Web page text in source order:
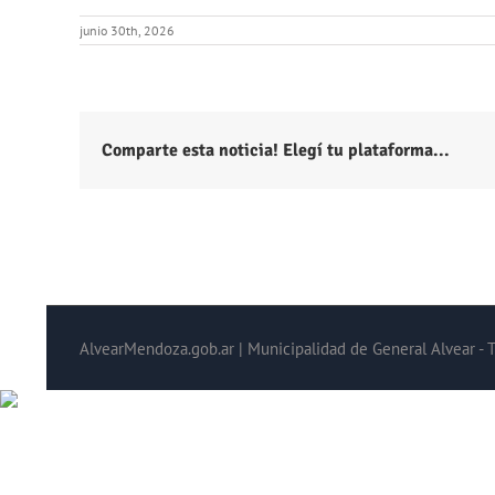
junio 30th, 2026
Comparte esta noticia! Elegí tu plataforma...
AlvearMendoza.gob.ar | Municipalidad de General Alvear -